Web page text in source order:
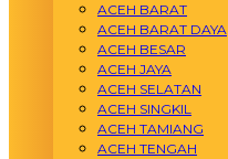
ACEH BARAT
ACEH BARAT DAYA
ACEH BESAR
ACEH JAYA
ACEH SELATAN
ACEH SINGKIL
ACEH TAMIANG
ACEH TENGAH